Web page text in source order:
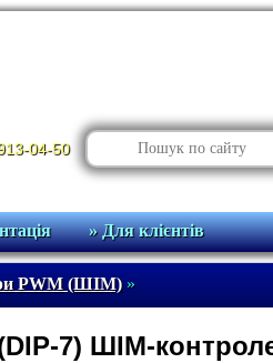
04-50
» Для клієнтів
PWM (ШІМ)»
7) ШІМ-